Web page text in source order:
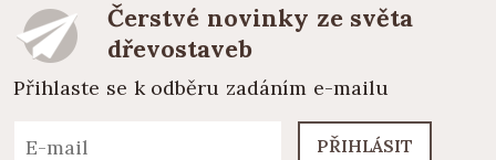
Čerstvé novinky ze světa
dřevostaveb
Přihlaste se k odběru zadáním e-mailu
PŘIHLÁSIT